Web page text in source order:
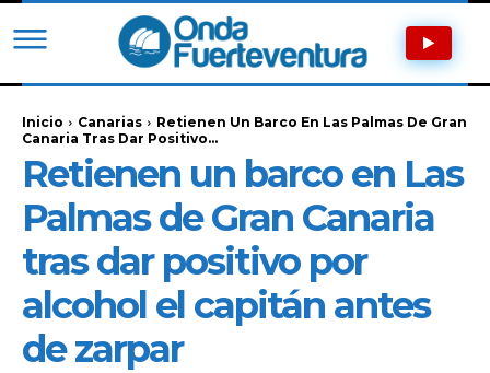
Inicio Canarias
Retienen Un Barco En Las Palmas De Gran
Canaria Tras Dar Positivo...
Retienen un barco en Las
Palmas de Gran Canaria
tras dar positivo por
alcohol el capitán antes
de zarpar